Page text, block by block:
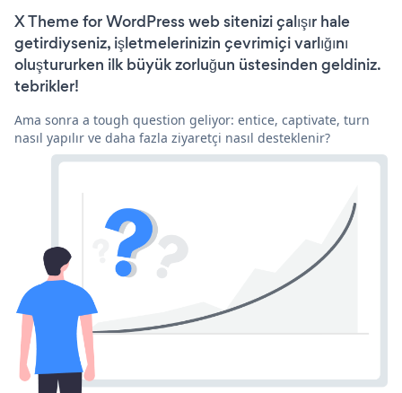
X Theme for WordPress web sitenizi çalışır hale
getirdiyseniz, işletmelerinizin çevrimiçi varlığını
oluştururken ilk büyük zorluğun üstesinden geldiniz.
tebrikler!
Ama sonra a tough question geliyor: entice, captivate, turn
nasıl yapılır ve daha fazla ziyaretçi nasıl desteklenir?